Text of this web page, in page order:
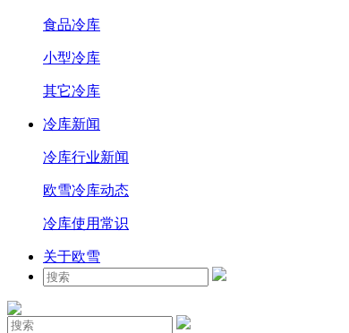
食品冷库
小型冷库
其它冷库
冷库新闻
冷库行业新闻
欧雪冷库动态
冷库使用常识
关于欧雪